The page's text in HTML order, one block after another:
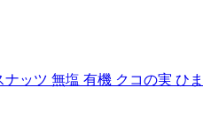
ッツ 無塩 有機 クコの実